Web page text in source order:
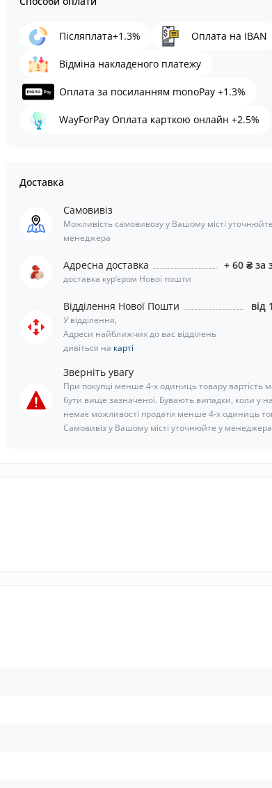
Післяплата+1.3% Оплата на IBAN
Відміна накладеного платежу
Оплата за посиланням monoPay +1.3%
WayForPay Оплата карткою онлайн +2.5%
Доставка
Самовивіз
Можливість самовивозу у Вашому місті
менеджера
Адресна доставка
доставка курʼєром Нової пошти
+ 60 ₴ за
Відділення Нової Пошти
У відділення,
Адреси найближчих до вас відділень
дивіться на карті
від
Зверніть увагу
При покупці менше 4-х одиниць товару вартість
бути вище зазначеної. Бувають випадки, коли у
немає можливості продати менше 4-х одиниць
Самовивіз у Вашому місті уточнюйте у